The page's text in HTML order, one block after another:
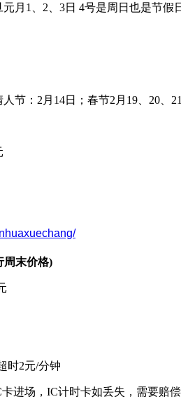
月1、2、3日 4号是周日也是节
节：2月14日；春节2月19、20、
周末价格)
时2元/分钟
进场，IC计时卡如丢失，需要赔